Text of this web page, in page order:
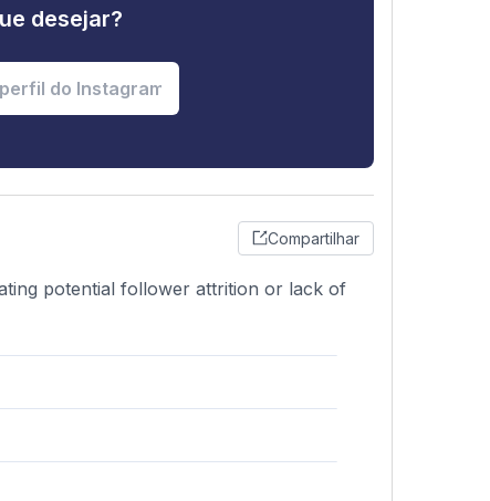
desejar?
Compartilhar
potential follower attrition or lack of